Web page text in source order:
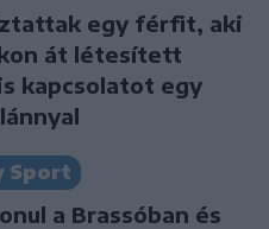
egy férfit, aki
át létesített
kapcsolatot egy
Sport
a Brassóban és